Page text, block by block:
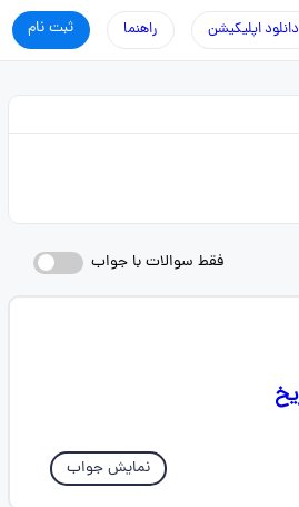
ثبت نام راهنما دانلود اپلیکیشن
فقط سوالات با جواب
نمایش جواب